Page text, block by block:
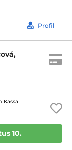
Profil
Kassa
10.